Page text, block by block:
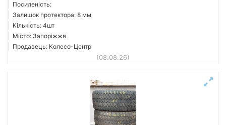
Посиленість:
Залишок протектора: 8 мм
Кількість: 4шт
Місто: Запоріжжя
Продавець: Колесо-Центр
(08.08.26)